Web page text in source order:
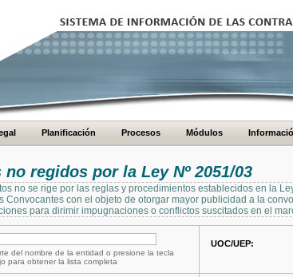
Planificación Procesos Módulos
regidos por la Ley Nº 2051/03
no se rige por las reglas y procedimientos establecidos en la
Convocantes con el objeto de otorgar mayor publicidad a la
para dirimir impugnaciones o conflictos suscitados en el
del nombre de la entidad o presione la tecla
para obtener la lista completa
UOC/UEP: